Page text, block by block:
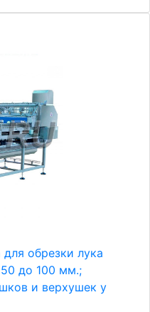
обрезки лука
до 100 мм.;
и верхушек у